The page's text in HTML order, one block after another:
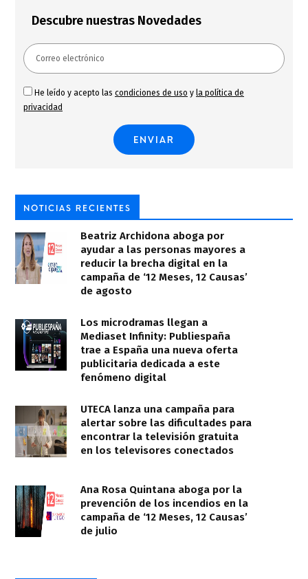
Descubre nuestras Novedades
He leído y acepto las condiciones de uso y la política de
privacidad
NOTICIAS RECIENTES
Beatriz Archidona aboga por
ayudar a las personas mayores a
reducir la brecha digital en la
campaña de ‘12 Meses, 12 Causas’
de agosto
Los microdramas llegan a
Mediaset Infinity: Publiespaña
trae a España una nueva oferta
publicitaria dedicada a este
fenómeno digital
UTECA lanza una campaña para
alertar sobre las dificultades para
encontrar la televisión gratuita
en los televisores conectados
Ana Rosa Quintana aboga por la
prevención de los incendios en la
campaña de ‘12 Meses, 12 Causas’
de julio